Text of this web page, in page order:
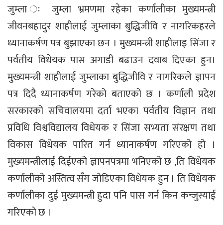
जुम्ला ः जुम्ला भ्रमणमा रहेका कर्णालीका मुख्यमन्त्री
जीवनबहादुर शाहीलाई जुम्लाका बुद्धिजीवि र नागरिकहरले
ध्यानाकर्षण पत्र बुझाएका छन । मुख्यमन्त्री शाहीलाइ सिंजा र
पर्वतीय विधेयक पास अगाडी बढाउन दवाब दिएका हुन।
मुख्यमन्त्री शाहीलाई जुम्लाका बुद्धिजीवि र नागरिकले ज्ञापन
पत्र दिदै ध्यानाकर्षण गरेको बताएको छ । कर्णाली प्रदेश
सरकारको सचिवालयमा दर्ता भएका पर्वतीय विज्ञान तथा
प्रविधि विश्वविद्यालय विधेयक र सिंजा सभ्यता संरक्षण तथा
विकास विधेयक पारित गर्न ध्यानाकर्षण गरिएको हो ।
मुख्यमन्त्रीलाई दिईएको ज्ञापनपत्रमा भनिएको छ ,ति विधेयक
कर्णालीको अस्तित्व सँग जोडिएका विधेयक हुन । ति विधेयक
कर्णालीका दुई मुख्यमन्त्री हुदा पनि पास गर्न किन कन्जुस्याई
गरिएको छ ।